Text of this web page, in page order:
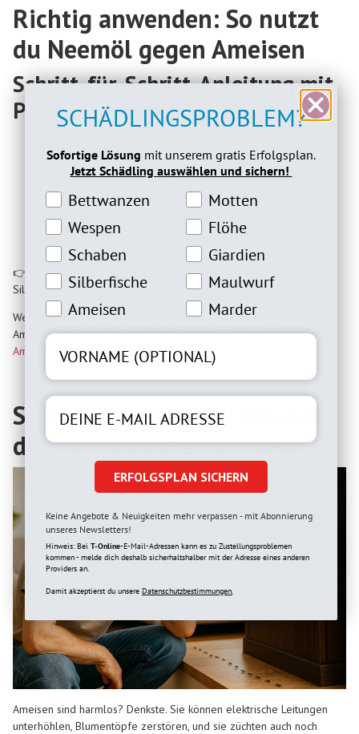
Richtig anwenden: So nutzt
du Neemöl gegen Ameisen
Schritt-für-Schritt-Anleitung mit
Patronus Neemöl
entlanglaufen.
Oberfläche reinigen:Krümel, Zuckerreste und
Pheromone entfernen.
Neemöl auftragen:
Entweder sprühen (für glatte
Oberflächen) oder gießen (im Garten).
Wiederholen:Alle 5–7 Tage erneut behandeln.
👉Tipp: Kombiniere Neemöl mit passiven Maßnahmen, z. B.
Silikondichtungen oder Köderdosen.
Wenn du keine klassische Straße findest, sondern nur sporadisch
Ameisen entdeckst, lohnt sich das genaue Hinschauen:
Ameisenkolonie verstehen
Schäden vermeiden: Warum
du früh reagieren solltest
Ameisen sind harmlos? Denkste. Sie können elektrische Leitungen
unterhöhlen Blumentöpfe zerstören , und sie züchten auch noch
SCHÄDLINGSPROBLEM?
Sofortige Lösung mit unserem gratis Erfolgsplan.
Jetzt Schädling auswählen und sichern!
Bettwanzeninteresse
Bettwanzen Motteninteresse
Motten
Wespeninteresse
Wespen Flöheinteresse
Flöhe
Schabeninteresse
Schaben Giardien Interesse
Giardien
Silberfische Interesse
Silberfische Maulwurfinteresse
Maulwurf
Ameiseninteresse
Ameisen Marderinteresse
Marder
ERFOLGSPLAN SICHERN
Keine Angebote & Neuigkeiten mehr verpassen - mit Abonnierung
unseres Newsletters!
Hinweis: Bei T-Online-E-Mail-Adressen kann es zu Zustellungsproblemen
kommen - melde dich deshalb sicherhaltshalber mit der Adresse eines anderen
Providers an.
Damit akzeptierst du unsere Datenschutzbestimmungen.